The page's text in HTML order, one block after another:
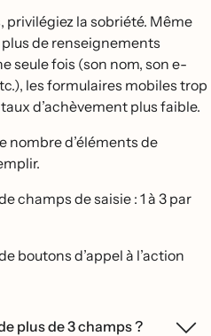
privilégiez la sobriété. Même
de renseignements
seule fois (son nom, son e-
les formulaires mobiles trop
d’achèvement plus faible.
nombre d’éléments de
champs de saisie : 1 à 3 par
boutons d’appel à l’action
plus de 3 champs ?